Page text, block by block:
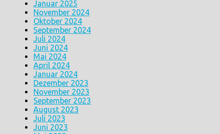
Januar 2025
November 2024
Oktober 2024
September 2024
Juli 2024
Juni 2024
Mai 2024
April 2024
Januar 2024
Dezember 2023
November 2023
September 2023
August 2023
Juli 2023
Juni 2023